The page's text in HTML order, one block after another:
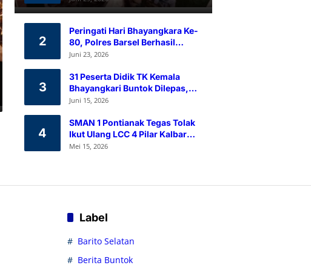
Ramah Lingkungan
2
Peringati Hari Bhayangkara Ke-
80, Polres Barsel Berhasil
Himpun 80 Kantong Darah
Juni 23, 2026
3
31 Peserta Didik TK Kemala
Bhayangkari Buntok Dilepas,
Kapolres Barsel Tekankan
Juni 15, 2026
4
SMAN 1 Pontianak Tegas Tolak
Ikut Ulang LCC 4 Pilar Kalbar
2026
Mei 15, 2026
Label
Barito Selatan
Berita Buntok